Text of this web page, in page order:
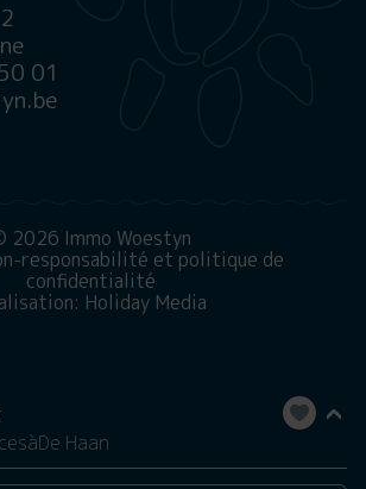
àDe Haan
01
2026 Immo Woestyn
responsabilité et politique de
confidentialité
Holiday Media